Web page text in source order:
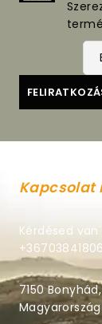
Kapcsolat
Kérdésed
+36703841806
7150
Magyarország